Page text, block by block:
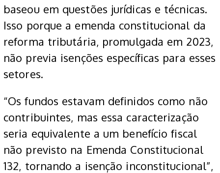
baseou em questões jurídicas e técnicas.
Isso porque a emenda constitucional da
reforma tributária, promulgada em 2023,
não previa isenções específicas para esses
setores.
“Os fundos estavam definidos como não
contribuintes, mas essa caracterização
seria equivalente a um benefício fiscal
não previsto na Emenda Constitucional
132, tornando a isenção inconstitucional”,